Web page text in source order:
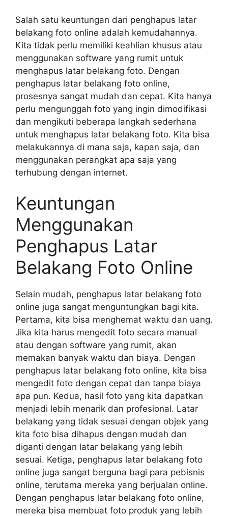
Salah satu keuntungan dari penghapus latar
belakang foto online adalah kemudahannya.
Kita tidak perlu memiliki keahlian khusus atau
menggunakan software yang rumit untuk
menghapus latar belakang foto. Dengan
penghapus latar belakang foto online,
prosesnya sangat mudah dan cepat. Kita hanya
perlu mengunggah foto yang ingin dimodifikasi
dan mengikuti beberapa langkah sederhana
untuk menghapus latar belakang foto. Kita bisa
melakukannya di mana saja, kapan saja, dan
menggunakan perangkat apa saja yang
terhubung dengan internet.
Keuntungan
Menggunakan
Penghapus Latar
Belakang Foto Online
Selain mudah, penghapus latar belakang foto
online juga sangat menguntungkan bagi kita.
Pertama, kita bisa menghemat waktu dan uang.
Jika kita harus mengedit foto secara manual
atau dengan software yang rumit, akan
memakan banyak waktu dan biaya. Dengan
penghapus latar belakang foto online, kita bisa
mengedit foto dengan cepat dan tanpa biaya
apa pun. Kedua, hasil foto yang kita dapatkan
menjadi lebih menarik dan profesional. Latar
belakang yang tidak sesuai dengan objek yang
kita foto bisa dihapus dengan mudah dan
diganti dengan latar belakang yang lebih
sesuai. Ketiga, penghapus latar belakang foto
online juga sangat berguna bagi para pebisnis
online, terutama mereka yang berjualan online.
Dengan penghapus latar belakang foto online,
mereka bisa membuat foto produk yang lebih